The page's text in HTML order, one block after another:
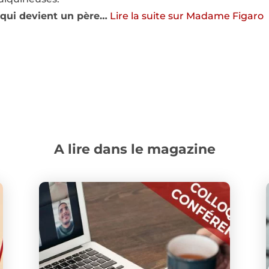
devient un père… Lire la suite sur Madame Figaro
A lire dans le magazine